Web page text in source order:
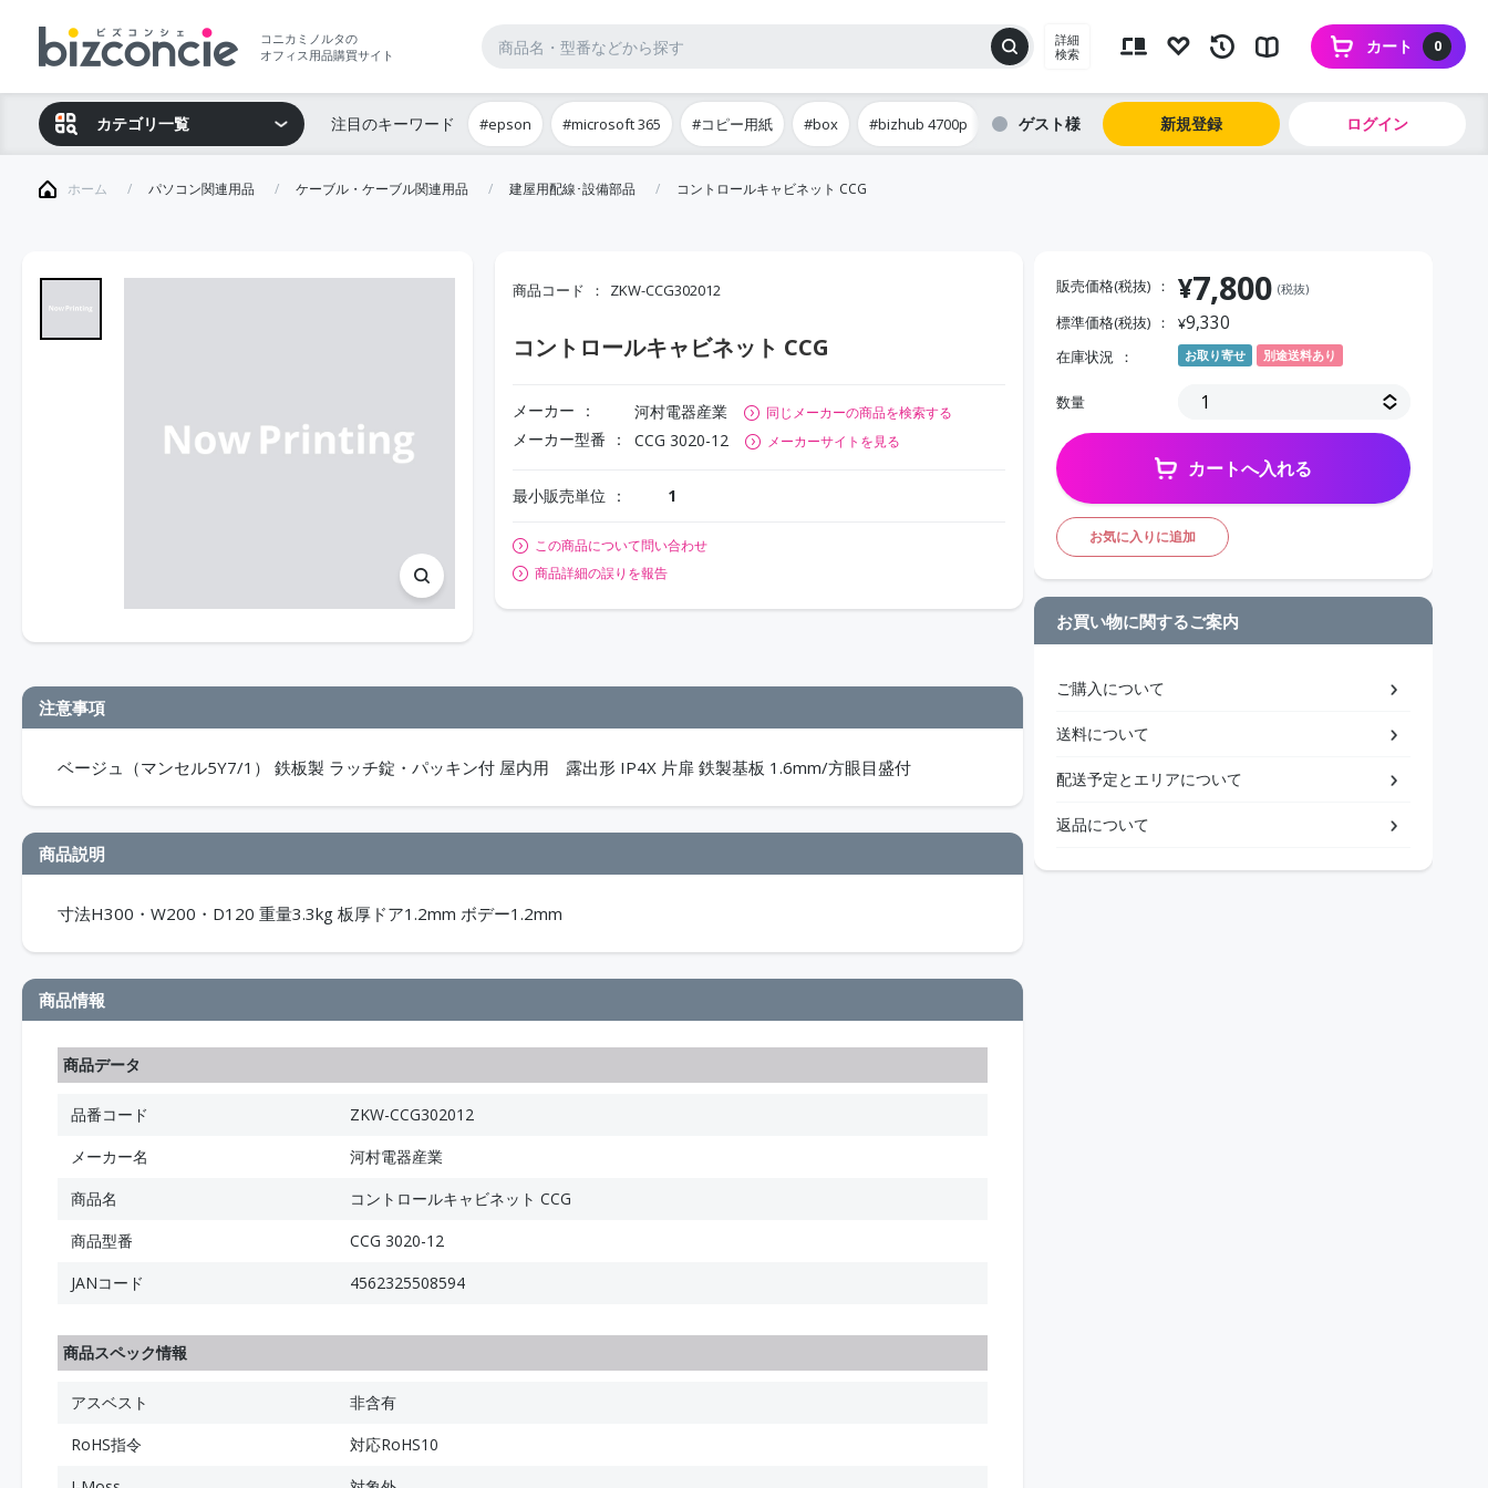
コニカミノルタの
オフィス用品購買サイト
詳細
検索
0
カート
カテゴリ一覧 注目のキーワード #epson #microsoft 365 #コピー用紙 #box #bizhub 4700p ゲスト 新規登録 ログイン
ホーム パソコン関連用品 ケーブル・ケーブル関連用品 建屋用配線･設備部品 コントロールキャビネット CCG
商品コード ZKW-CCG302012
コントロールキャビネット CCG
メーカー 河村電器産業 同じメーカーの商品を検索する
メーカー型番 CCG 3020-12 メーカーサイトを見る
最小販売単位 1
この商品について問い合わせ
商品詳細の誤りを報告
注意事項
ベージュ（マンセル5Y7/1） 鉄板製 ラッチ錠・パッキン付 屋内用 露出形 IP4X 片扉 鉄製基板 1.6mm/方眼目盛付
商品説明
寸法H300・W200・D120 重量3.3kg 板厚ドア1.2mm ボデー1.2mm
商品情報
商品データ
品番コード
ZKW-CCG302012
メーカー名
河村電器産業
商品名
コントロールキャビネット CCG
商品型番
CCG 3020-12
JANコード
4562325508594
商品スペック情報
アスベスト
非含有
RoHS指令
対応RoHS10
販売価格(税抜) ¥7,800 (税抜)
標準価格(税抜) ¥9,330
在庫状況 お取り寄せ 別途送料あり
数量
カートへ入れる
お気に入りに追加
お買い物に関するご案内
ご購入について
送料について
配送予定とエリアについて
返品について